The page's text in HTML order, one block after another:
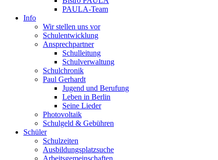
PAULA-Team
Info
Wir stellen uns vor
Schulentwicklung
Ansprechpartner
Schulleitung
Schulverwaltung
Schulchronik
Paul Gerhardt
Jugend und Berufung
Leben in Berlin
Seine Lieder
Photovoltaik
Schulgeld & Gebühren
Schüler
Schulzeiten
Ausbildungsplatzsuche
Arbeitsgemeinschaften